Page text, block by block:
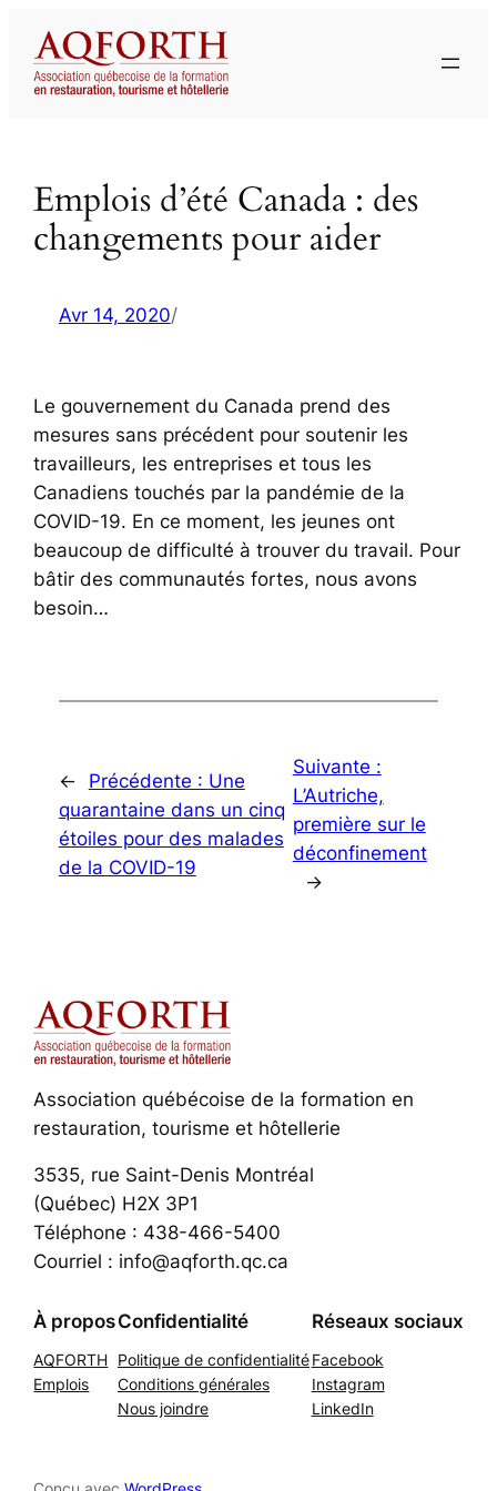
contenu
Emplois d’été Canada : des
changements pour aider
Avr 14, 2020/
Le gouvernement du Canada prend des
mesures sans précédent pour soutenir les
travailleurs, les entreprises et tous les
Canadiens touchés par la pandémie de la
COVID-19. En ce moment, les jeunes ont
beaucoup de difficulté à trouver du travail. Pour
bâtir des communautés fortes, nous avons
besoin…
← Précédente : Une
quarantaine dans un cinq
étoiles pour des malades
de la COVID-19
Suivante :
L’Autriche,
première sur le
déconfinement
→
Association québécoise de la formation en
restauration, tourisme et hôtellerie
3535, rue Saint-Denis Montréal
(Québec) H2X 3P1
Téléphone : 438-466-5400
Courriel : info@aqforth.qc.ca
À propos
AQFORTH
Emplois
Confidentialité
Politique de confidentialité
Conditions générales
Nous joindre
Réseaux sociaux
Facebook
Instagram
LinkedIn